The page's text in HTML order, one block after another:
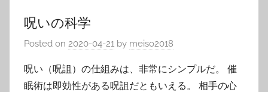
呪いの科学
Posted on 2020-04-21 by meiso2018
呪い（呪詛）の仕組みは、非常にシンプルだ。 催
眠術は即効性がある呪詛だともいえる。 相手の心